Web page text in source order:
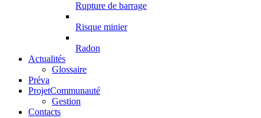
Rupture de barrage
Risque minier
Radon
Actualités
Glossaire
Préva
ProjetCommunauté
Gestion
Contacts